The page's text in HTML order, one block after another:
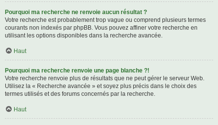
Pourquoi ma recherche ne renvoie aucun résultat ?
Votre recherche est probablement trop vague ou comprend plusieurs termes
courants non indexés par phpBB. Vous pouvez affiner votre recherche en
utilisant les options disponibles dans la recherche avancée.
Haut
Pourquoi ma recherche renvoie une page blanche ?!
Votre recherche renvoie plus de résultats que ne peut gérer le serveur Web.
Utilisez la « Recherche avancée » et soyez plus précis dans le choix des
termes utilisés et des forums concernés par la recherche.
Haut